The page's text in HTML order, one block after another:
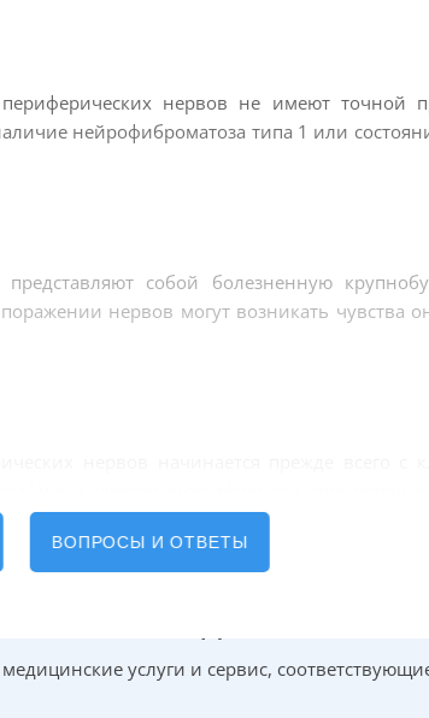
нервов не имеют точной
нейрофиброматоза типа 1 или
собой болезненную
нервов могут возникать чувства
визуализационные методы
оболочек
ВОПРОСЫ И ОТВЕТЫ
услуги и сервис,